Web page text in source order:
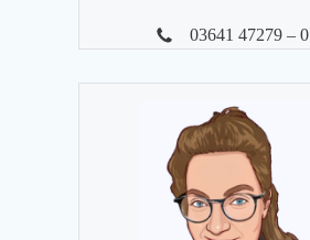
03641 47279 – 0